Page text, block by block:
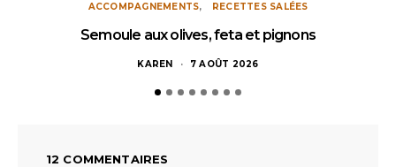
ACCOMPAGNEMENTS RECETTES SALÉES
Semoule aux olives, feta et pignons
KAREN 7 AOÛT 2026
12 COMMENTAIRES